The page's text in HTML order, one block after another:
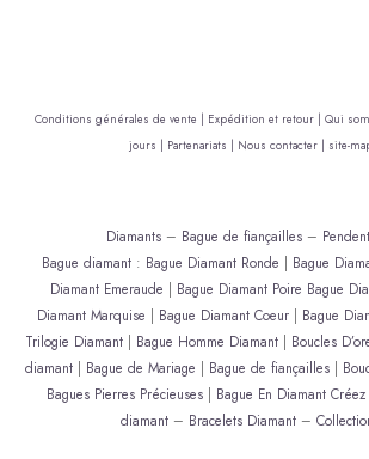
Conditions générales de vente | Expédition et retour | Qui
jours |
Partenariats | Nous contacter | site-
Diamants– Bague de fiançailles–
Bague diamant : Bague Diamant Ronde | Bague
Diamant Emeraude | Bague Diamant Poire Bague
Diamant Marquise | Bague Diamant Coeur| Bague
Trilogie Diamant| Bague Homme Diamant| Boucles
diamant | Bague de Mariage | Bague de fiançailles |
Bagues Pierres Précieuses| Bague En Diamant
diamant – Bracelets Diamant –